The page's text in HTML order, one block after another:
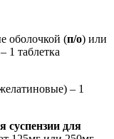
оболочкой (п/о) или
1 таблетка
– 1
суспензии для